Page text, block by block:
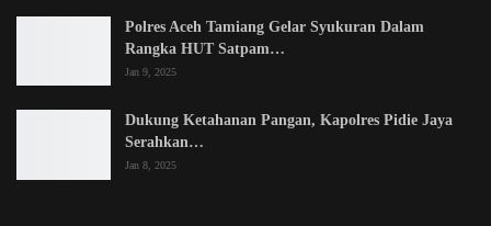
Polres Aceh Tamiang Gelar Syukuran Dalam
Rangka HUT Satpam…
Jan 9, 2025
Dukung Ketahanan Pangan, Kapolres Pidie Jaya
Serahkan…
Jan 8, 2025